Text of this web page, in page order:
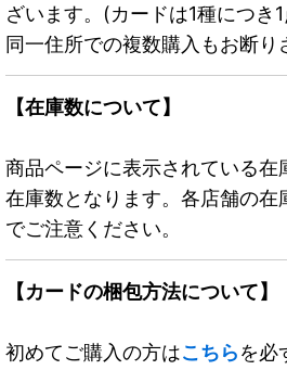
ざいます。(カードは1種につき
同一住所での複数購入もお断り
【在庫数について】
商品ページに表示されている在
在庫数となります。各店舗の在
でご注意ください。
【カードの梱包方法について】
初めてご購入の方はこちらを必